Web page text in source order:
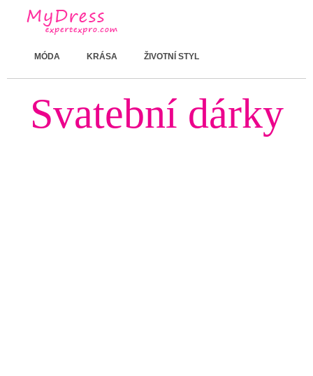
MÓDA KRÁSA ŽIVOTNÍ STYL
Svatební dárky